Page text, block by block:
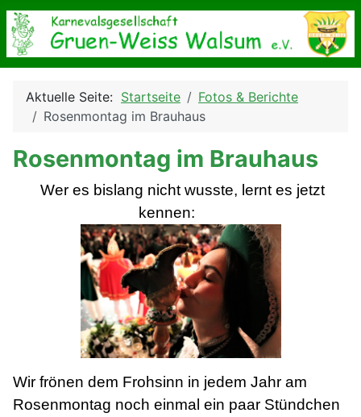
Aktuelle Seite: Startseite
Fotos & Berichte
Rosenmontag im Brauhaus
Rosenmontag im Brauhaus
Wer es bislang nicht wusste, lernt es jetzt
kennen:
Wir frönen dem Frohsinn in jedem Jahr am
Rosenmontag noch einmal ein paar Stündchen